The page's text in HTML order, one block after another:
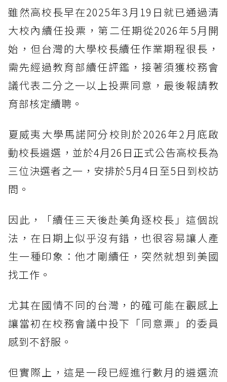
雖然高校長早在2025年3月19日就已通過清
大校內續任投票，第二任期從2026年5月開
始，但台灣的大學校長續任作業期程很長，
需先經過教育部續任評鑑，接著須獲校務會
議代表二分之一以上投票同意，最後報請教
育部核定續聘。
夏威夷大學馬諾阿分校則於2026年2月底啟
動校長遴選，並於4月26日正式公告高校長為
三位決選者之一，安排於5月4日至5日到校訪
問。
因此，「續任三天後赴美角逐校長」這個說
法，在日期上似乎沒有錯，也很容易讓人產
生一種印象：他才剛續任，突然就想到美國
找工作。
尤其在國情不同的台灣，的確可能在觀感上
讓當初在校務會議中投下「同意票」的委員
感到不舒服。
但實際上，這是一段已經進行數月的遴選流